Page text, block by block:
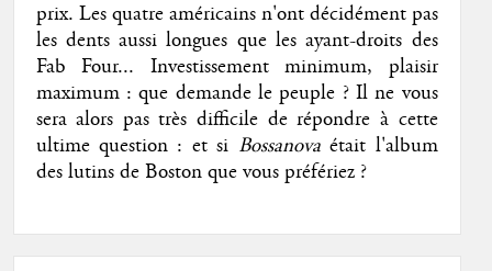
prix. Les quatre américains n'ont décidément pas
les dents aussi longues que les ayant-droits des
Fab Four... Investissement minimum, plaisir
maximum : que demande le peuple ? Il ne vous
sera alors pas très difficile de répondre à cette
ultime question : et si Bossanovaétait l'album
des lutins de Boston que vous préfériez ?